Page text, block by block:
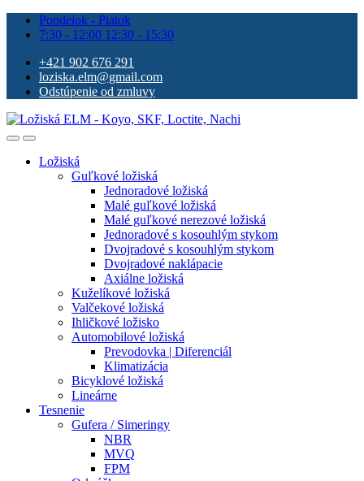
Pondelok - Piatok
7:30 - 12:00 12:30 - 15:30
+421 902 676 291
loziska.elm@gmail.com
Odstúpenie od zmluvy
Ložiská
Guľkové ložiská
Jednoradové ložiská
Malé guľkové ložiská
Malé guľkové nerezové ložiská
Jednoradové s kosouhlým stykom
Dvojradové s kosouhlým stykom
Dvojradové naklápacie
Axiálne ložiská
Kuželíkové ložiská
Valčekové ložiská
Ihličkové ložisko
Automobilové ložiská
Prevodovka | Diferenciál
Klimatizácia
Bicyklové ložiská
Lineárne
Tesnenie
Gufera / Simeringy
NBR
MVQ
FPM